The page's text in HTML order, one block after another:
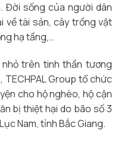
Đời sống của người dân
về tài sản, cây trồng vật
hạ tầng,…
trên tinh thần tương
Group tổ chức
cho hộ nghèo, hộ cận
bị thiệt hại do bão số 3
Nam, tỉnh Bắc Giang.